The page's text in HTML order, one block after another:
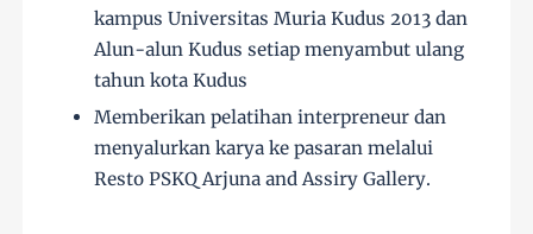
kampus Universitas Muria Kudus 2013 dan
Alun-alun Kudus setiap menyambut ulang
tahun kota Kudus
Memberikan pelatihan interpreneur dan
menyalurkan karya ke pasaran melalui
Resto PSKQ Arjuna and Assiry Gallery.